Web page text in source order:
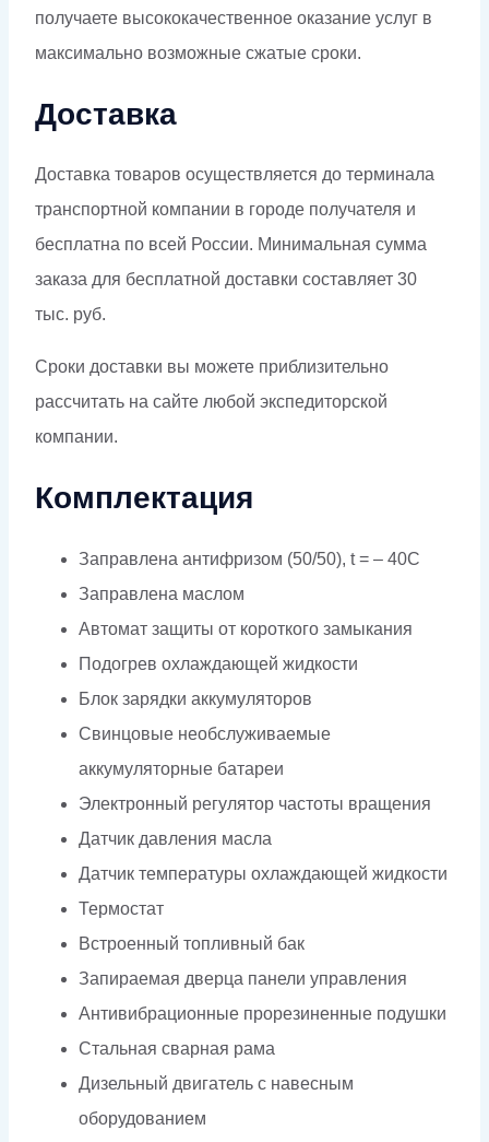
получаете высококачественное оказание услуг в
максимально возможные сжатые сроки.
Доставка
Доставка товаров осуществляется до терминала
транспортной компании в городе получателя и
бесплатна по всей России. Минимальная сумма
заказа для бесплатной доставки составляет 30
тыс. руб.
Сроки доставки вы можете приблизительно
рассчитать на сайте любой экспедиторской
компании.
Комплектация
Заправлена антифризом (50/50), t = – 40C
Заправлена маслом
Автомат защиты от короткого замыкания
Подогрев охлаждающей жидкости
Блок зарядки аккумуляторов
Свинцовые необслуживаемые
аккумуляторные батареи
Электронный регулятор частоты вращения
Датчик давления масла
Датчик температуры охлаждающей жидкости
Термостат
Встроенный топливный бак
Запираемая дверца панели управления
Антивибрационные прорезиненные подушки
Стальная сварная рама
Дизельный двигатель с навесным
оборудованием